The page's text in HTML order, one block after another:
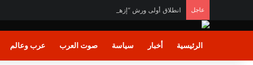
عاجل انطلاق أولى ورش “إزهار” لتأهيل المرأة لسوق العمل في فن
الرئيسية أخبار سياسة صوت العرب عرب وعالم